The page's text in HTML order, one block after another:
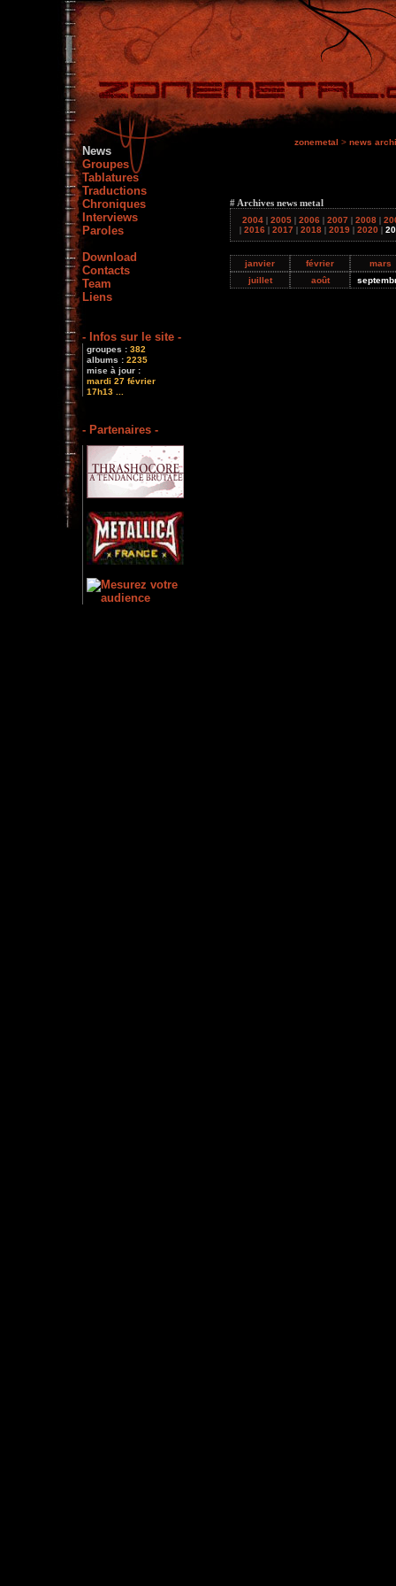
News
Groupes
Tablatures
Traductions
Chroniques
Interviews
Paroles
Download
Contacts
Team
Liens
- Infos sur le site -
groupes : 382
albums : 2235
mise à jour :
mardi 27 février
17h13 ...
- Partenaires -
zonemetal > news
# Archives news metal
2004 | 2005 | 2006 | 2007 | 2008 |
| 2016 | 2017 | 2018 | 2019 | 2020 |
janvier février
mars
juillet
août